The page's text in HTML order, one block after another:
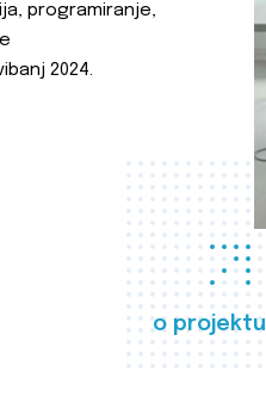
o projektu
programiranje,
2024.